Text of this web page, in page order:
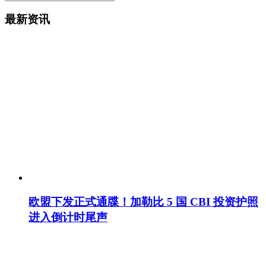
最新资讯
欧盟下发正式通牒！加勒比 5 国 CBI 投资护照
进入倒计时尾声